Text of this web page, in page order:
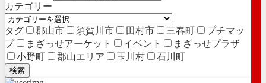
カテゴリー
タグ 郡山市 須賀川市 田村市 三春町
プチマッ
プ
まざっせアーケット イベント
まざっせプラザ
小野町
郡山エリア 玉川村 石川町
検索